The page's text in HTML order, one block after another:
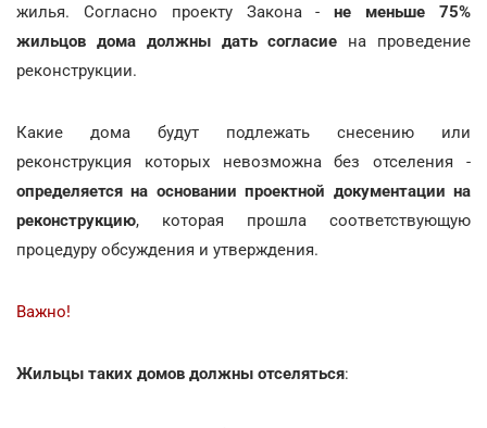
жилья. Согласно проекту Закона -не меньше 75%
жильцов дома должны дать согласие на проведение
реконструкции.
Какие дома будут подлежать снесению или
реконструкция которых невозможна без отселения -
определяется на основании проектной документации на
реконструкцию, которая прошла соответствующую
процедуру обсуждения и утверждения.
Важно!
Жильцы таких домов должны отселяться: